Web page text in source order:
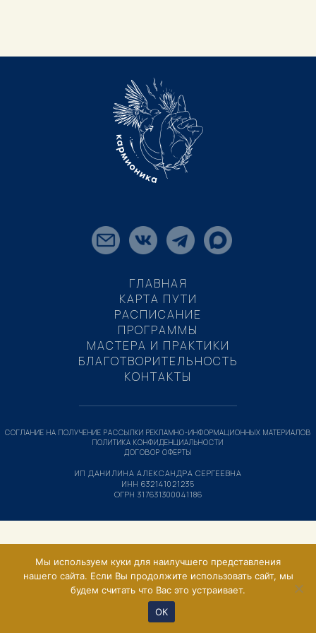
ГЛАВНАЯ
КАРТА ПУТИ
РАСПИСАНИЕ
ПРОГРАММЫ
МАСТЕРА И ПРАКТИКИ
БЛАГОТВОРИТЕЛЬНОСТЬ
КОНТАКТЫ
ИП ДАНИЛИНА АЛЕКСАНДРА СЕРГЕЕВНА
ИНН 632141021235
ОГРН 317631300041186
СОГЛАНИЕ НА ПОЛУЧЕНИЕ РАССЫЛКИ РЕКЛАМНО-ИНФОРМАЦИОННЫХ МАТЕРИАЛОВ
ПОЛИТИКА КОНФИДЕНЦИАЛЬНОСТИ
ДОГОВОР ОФЕРТЫ
Мы используем куки для наилучшего представления
нашего сайта. Если Вы продолжите использовать сайт, мы
будем считать что Вас это устраивает.
ОК